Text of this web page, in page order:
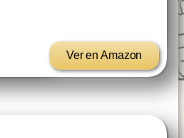
Ver en Amazon